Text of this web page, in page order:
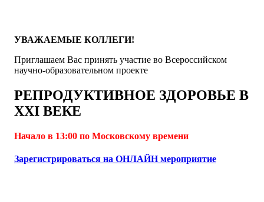
УВАЖАЕМЫЕ КОЛЛЕГИ!
Приглашаем Вас принять участие во Всероссийском
научно-образовательном проекте
РЕПРОДУКТИВНОЕ ЗДОРОВЬЕ В
XXI ВЕКЕ
Начало в 13:00 по Московскому времени
Зарегистрироваться на ОНЛАЙН мероприятие